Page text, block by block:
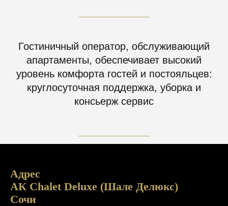
Гостиничный оператор, обслуживающий
апартаменты, обеспечивает высокий
уровень комфорта гостей и постояльцев:
круглосуточная поддержка, уборка и
консьерж сервис
Адрес
АК Chalet Deluxe (Шале Делюкс)
Сочи